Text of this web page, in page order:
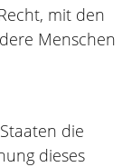
mit den
Menschen
die
dieses